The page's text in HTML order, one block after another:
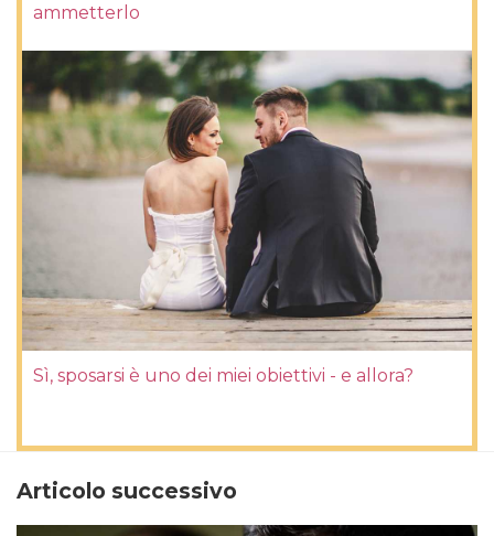
ammetterlo
Sì, sposarsi è uno dei miei obiettivi - e allora?
Articolo successivo